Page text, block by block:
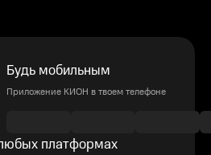
Будь мобильным
Приложение КИОН в твоем телефоне
платформах